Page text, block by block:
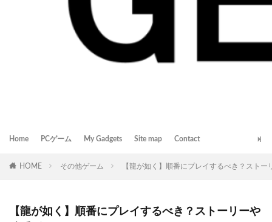
Home PCゲーム My Gadgets Site map Contact
HOME その他ゲーム 【龍が如く】順番にプレイするべき？ストー
【龍が如く】順番にプレイするべき？ストーリーや